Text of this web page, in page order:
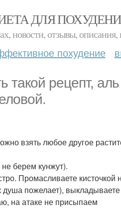
ДЛЯ
новости, отзывы,
похудение
такой рецепт,
взять любое другое
берем кунжут).
Промасливаете
душа пожелает),
на атаке не присыпаем